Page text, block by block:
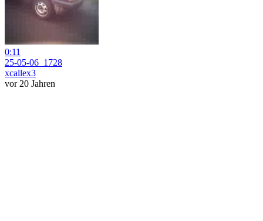
0:11
25-05-06_1728
xcallex3
vor 20 Jahren